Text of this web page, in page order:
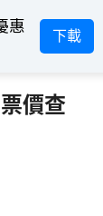
惠
下載
價查